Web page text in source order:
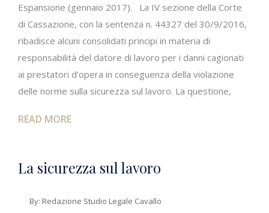
Espansione (gennaio 2017). La IV sezione della Corte
di Cassazione, con la sentenza n. 44327 del 30/9/2016,
ribadisce alcuni consolidati principi in materia di
responsabilità del datore di lavoro per i danni cagionati
ai prestatori d’opera in conseguenza della violazione
delle norme sulla sicurezza sul lavoro. La questione,
READ MORE
La sicurezza sul lavoro
By: Redazione Studio Legale Cavallo